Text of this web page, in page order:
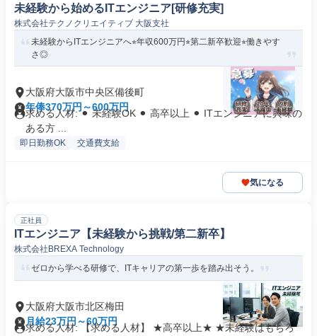
未経験から始めるITエンジニア[研修充実]
株式会社テクノクリエイティブ 大阪支社
未経験からITエンジニアへ⭐︎年収600万円⭐︎第二新卒歓迎⭐︎働きやす
さ◎
大阪府大阪市中央区備後町
年俸370万円～600万円
求める人材: ⚫︎ 未経験OK ⚫︎ 高卒以上 ⚫︎ ITエンジニアに興味の
ある方 ...
即日勤務OK 交通費支給
気になる
正社員
ITエンジニア【未経験から挑戦/第二新卒】
株式会社BREXA Technology
ゼロから学べる研修で、ITキャリアの第一歩を踏み出そう。
大阪府大阪市北区梅田
月給23万円～60万円
求める人材: 【求める人材】 ★高卒以上★ ★未経験はもちろ